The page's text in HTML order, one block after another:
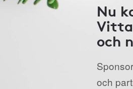
Nu
och
och